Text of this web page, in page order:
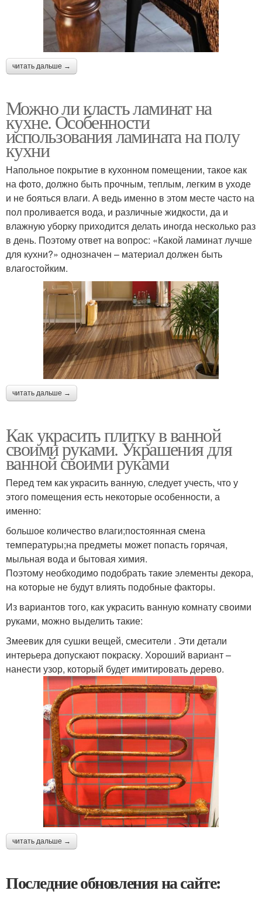
читать дальше →
Можно ли класть ламинат на
кухне. Особенности
использования ламината на полу
кухни
Напольное покрытие в кухонном помещении, такое как
на фото, должно быть прочным, теплым, легким в уходе
и не бояться влаги. А ведь именно в этом месте часто на
пол проливается вода, и различные жидкости, да и
влажную уборку приходится делать иногда несколько раз
в день. Поэтому ответ на вопрос: «Какой ламинат лучше
для кухни?» однозначен – материал должен быть
влагостойким.
читать дальше →
Как украсить плитку в ванной
своими руками. Украшения для
ванной своими руками
Перед тем как украсить ванную, следует учесть, что у
этого помещения есть некоторые особенности, а
именно:
большое количество влаги;постоянная смена
температуры;на предметы может попасть горячая,
мыльная вода и бытовая химия.
Поэтому необходимо подобрать такие элементы декора,
на которые не будут влиять подобные факторы.
Из вариантов того, как украсить ванную комнату своими
руками, можно выделить такие:
Змеевик для сушки вещей, смесители . Эти детали
интерьера допускают покраску. Хороший вариант –
нанести узор, который будет имитировать дерево.
читать дальше →
Последние обновления на сайте: